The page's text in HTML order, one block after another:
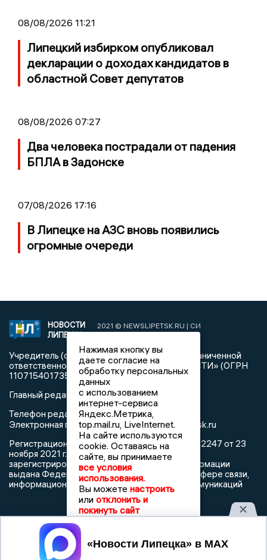
08/08/2026 11:21
Липецкий избирком опубликовал
декларации о доходах кандидатов в
областной Совет депутатов
08/08/2026 07:27
Два человека пострадали от падения
БПЛА в Задонске
07/08/2026 17:16
В Липецке на АЗС вновь появились
огромные очереди
НОВОСТИ
ЛИПЕЦКА
2021 © NEWSLIPETSK.RU | СИ
Учредитель (соучредители): Общество с ограниченной
ответственностью «РЕГИОНАЛЬНЫЕ НОВОСТИ» (ОГРН
1107154017354)
Главный редактор: Герцог Е.Г.
Телефон редакции: +7 903 699 9427
Электронная почта редакции:info@newslipetsk.ru
Регистрационный номер: серия Эл № ФС77-82247 от 23
ноября 2021 г. согласно выписке из реестра
зарегистрированных средств массовой информации
выдана Федеральной службой по надзору в сфере связи,
информационных технологий и массовых коммуникаций
Нажимая кнопку вы
даете согласие на
обработку персональных
данных
с использованием
интернет-сервиса
Яндекс.Метрика,
top.mail.ru, LiveInternet.
На сайте используются
cookie. Оставаясь на
сайте, вы принимаете
все условия
использования.
Вы можете настроить
или отклонить и
покинуть сайт
Принять